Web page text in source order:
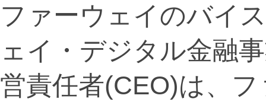
ファーウェイのバイ
ェイ・デジタル金融
営責任者(CEO)は、